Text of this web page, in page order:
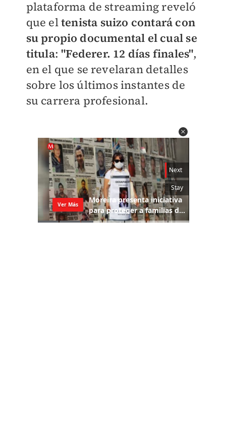
plataforma de streaming reveló
que eltenista suizo contará con
su propio documental el cual se
titula:"Federer. 12 días finales",
en el que se revelaran detalles
sobre los últimos instantes de
su carrera profesional.